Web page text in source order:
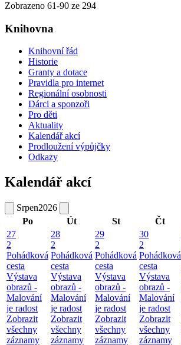
Zobrazeno 61-90 ze 294
Knihovna
Knihovní řád
Historie
Granty a dotace
Pravidla pro internet
Regionální osobnosti
Dárci a sponzoři
Pro děti
Aktuality
Kalendář akcí
Prodloužení výpůjčky
Odkazy
Kalendář akcí
Srpen2026
Po
Út St Čt
27
2
Pohádková
cesta
Výstava
obrazů -
Malování
je radost
Zobrazit
všechny
záznamy
28
2
Pohádková
cesta
Výstava
obrazů -
Malování
je radost
Zobrazit
všechny
záznamy
29
2
Pohádková
cesta
Výstava
obrazů -
Malování
je radost
Zobrazit
všechny
záznamy
30
2
Pohádková
cesta
Výstava
obrazů -
Malování
je radost
Zobrazit
všechny
záznamy